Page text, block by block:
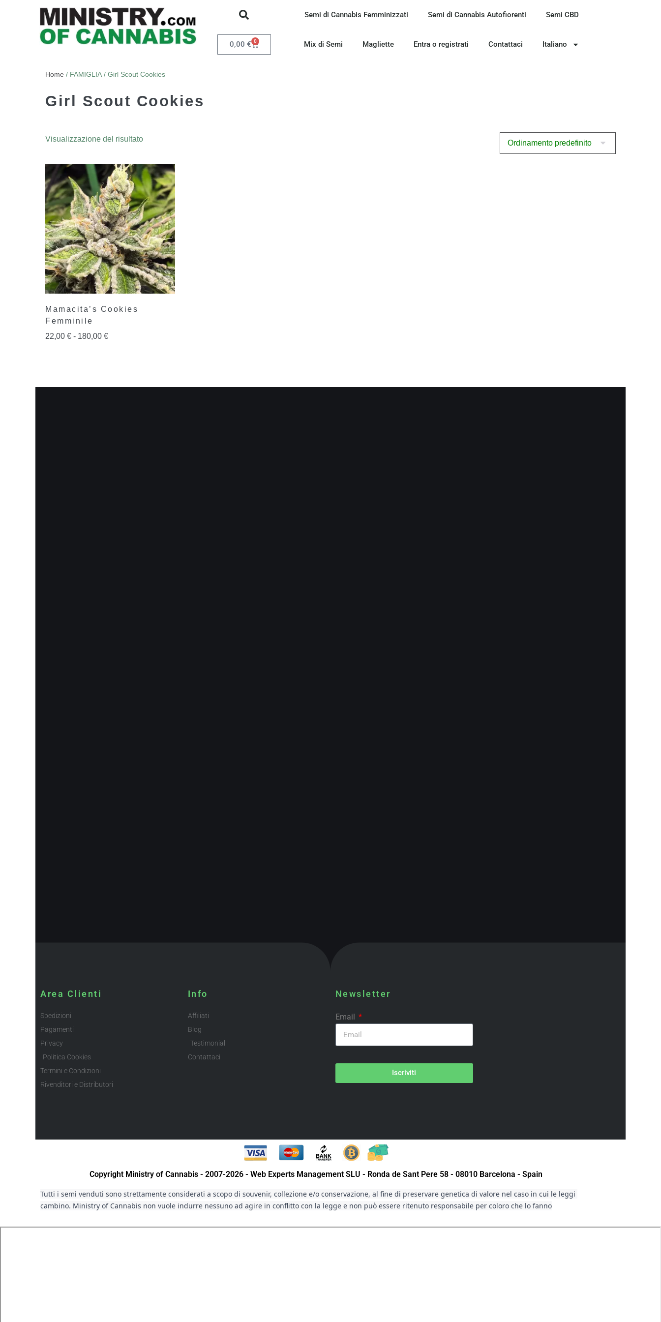
0,00 € 0
Semi di Cannabis Femminizzati Semi di Cannabis Autofiorenti Semi CBD
Mix di Semi Magliette Entra o registrati Contattaci Italiano
Home / FAMIGLIA / Girl Scout Cookies
Girl Scout Cookies
Visualizzazione del risultato
Mamacita’s Cookies
Femminile
22,00 € - 180,00 €
Area Clienti
Spedizioni
Pagamenti
Privacy
Politica Cookies
Termini e Condizioni
Rivenditori e Distributori
Info
Affiliati
Blog
Testimonial
Contattaci
Newsletter
Email
Iscriviti
Copyright Ministry of Cannabis - 2007-2026 - Web Experts Management SLU - Ronda de Sant Pere 58 - 08010 Barcelona - Spain
Tutti i semi venduti sono strettamente considerati a scopo di souvenir, collezione e/o conservazione, al fine di preservare genetica di valore nel caso in cui le leggi
cambino. Ministry of Cannabis non vuole indurre nessuno ad agire in conflitto con la legge e non può essere ritenuto responsabile per coloro che lo fanno